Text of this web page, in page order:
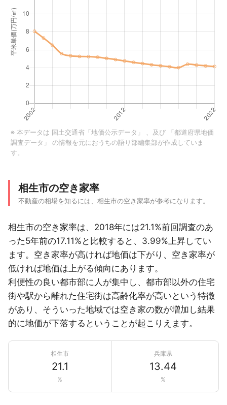
※ 本データは 国土交通省「地価公示データ」 、及び
「都道府県地価
調査データ」
の情報を元におうちの語り部編集部が作成していま
す。
相生市の空き家率
不動産の相場を知るには、相生市の空き家率が参考になります。
相生市の空き家率は、2018年には21.1%前回調査のあ
った5年前の17.11%と比較すると、3.99%上昇してい
ます。空き家率が高ければ地価は下がり、空き家率が
低ければ地価は上がる傾向にあります。
利便性の良い都市部に人が集中し、都市部以外の住宅
街や駅から離れた住宅街は高齢化率が高いという特徴
があり、そういった地域では空き家の数が増加し結果
的に地価が下落するということが起こりえます。
相生市
21.1
%
兵庫県
13.44
%